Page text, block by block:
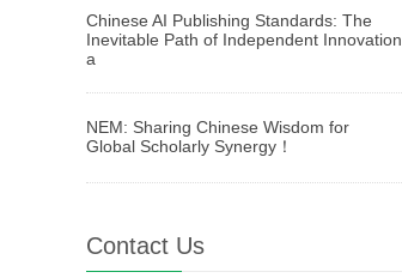
Chinese AI Publishing Standards: The
Inevitable Path of Independent Innovation
a
NEM: Sharing Chinese Wisdom for
Global Scholarly Synergy！
Contact Us